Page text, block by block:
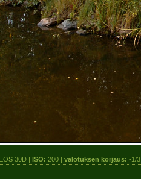
30D | ISO: 200 | valotuksen korjaus: -1/